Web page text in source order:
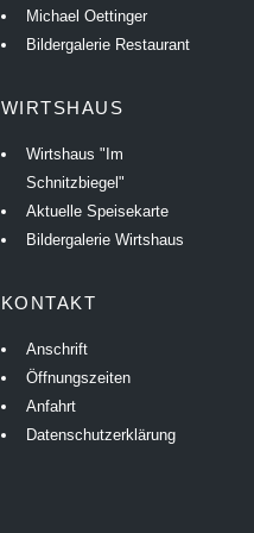
Michael Oettinger
Bildergalerie Restaurant
WIRTSHAUS
Wirtshaus "Im
Schnitzbiegel"
Aktuelle Speisekarte
Bildergalerie Wirtshaus
KONTAKT
Anschrift
Öffnungszeiten
Anfahrt
Datenschutzerklärung